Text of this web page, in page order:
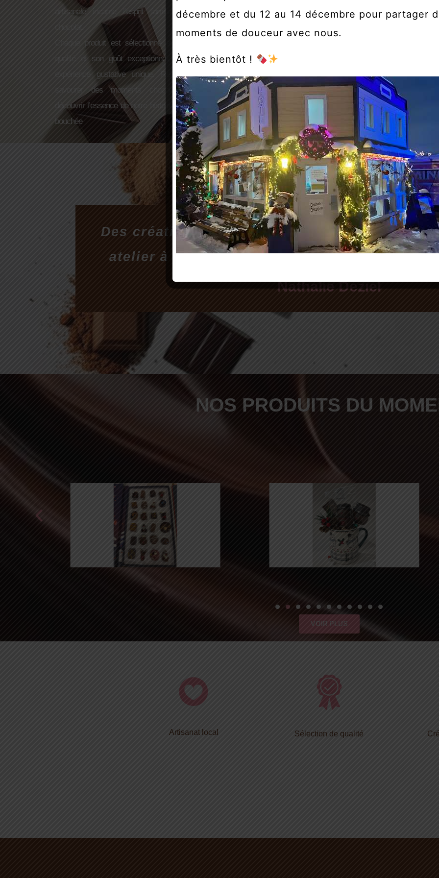
artisanale incarne l’esprit familial et l’amour du
Chaque produit est sélectionné avec soin pour sa
qualité et son goût exceptionnel, garantissant une
expérience gustative unique. Rejoignez-nous pour
savourer des moments chocolatés uniques et
découvrir l’essence de notre histoire à travers chaque
bouchée
Des créations chocolatées faites maison,
atelier à votre table, pour un plaisir
Nathalie Deziel
NOS PRODUITS DU
VOIR PLUS
Artisanat local Sélection de qualité
décembre et du 12 au 14 décembre pour partager
moments de douceur avec nous.
À très bientôt !